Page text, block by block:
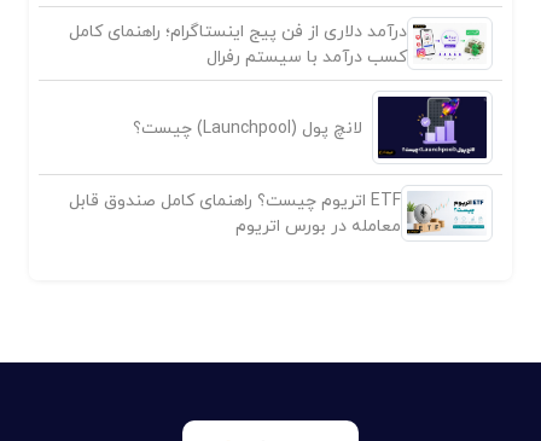
درآمد دلاری از فن پیج اینستاگرام؛ راهنمای کامل
کسب درآمد با سیستم رفرال
لانچ پول (Launchpool) چیست؟
ETF اتریوم چیست؟ راهنمای کامل صندوق قابل
معامله در بورس اتریوم